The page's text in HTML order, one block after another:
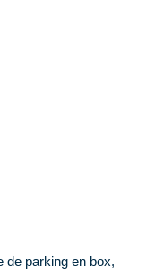
de parking en box,